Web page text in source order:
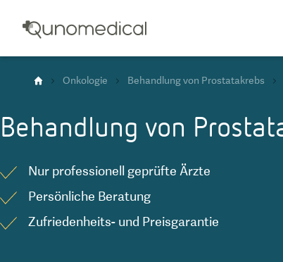
Onkologie Behandlung von Prostatakrebs
Behandlung von
Nur professionell geprüfte Ärzte
Persönliche Beratung
Zufriedenheits- und Preisgarantie